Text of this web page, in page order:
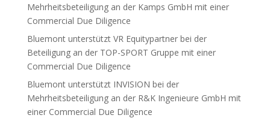
Mehrheitsbeteiligung an der Kamps GmbH mit einer
Commercial Due Diligence
Bluemont unterstützt VR Equitypartner bei der
Beteiligung an der TOP-SPORT Gruppe mit einer
Commercial Due Diligence
Bluemont unterstützt INVISION bei der
Mehrheitsbeteiligung an der R&K Ingenieure GmbH mit
einer Commercial Due Diligence